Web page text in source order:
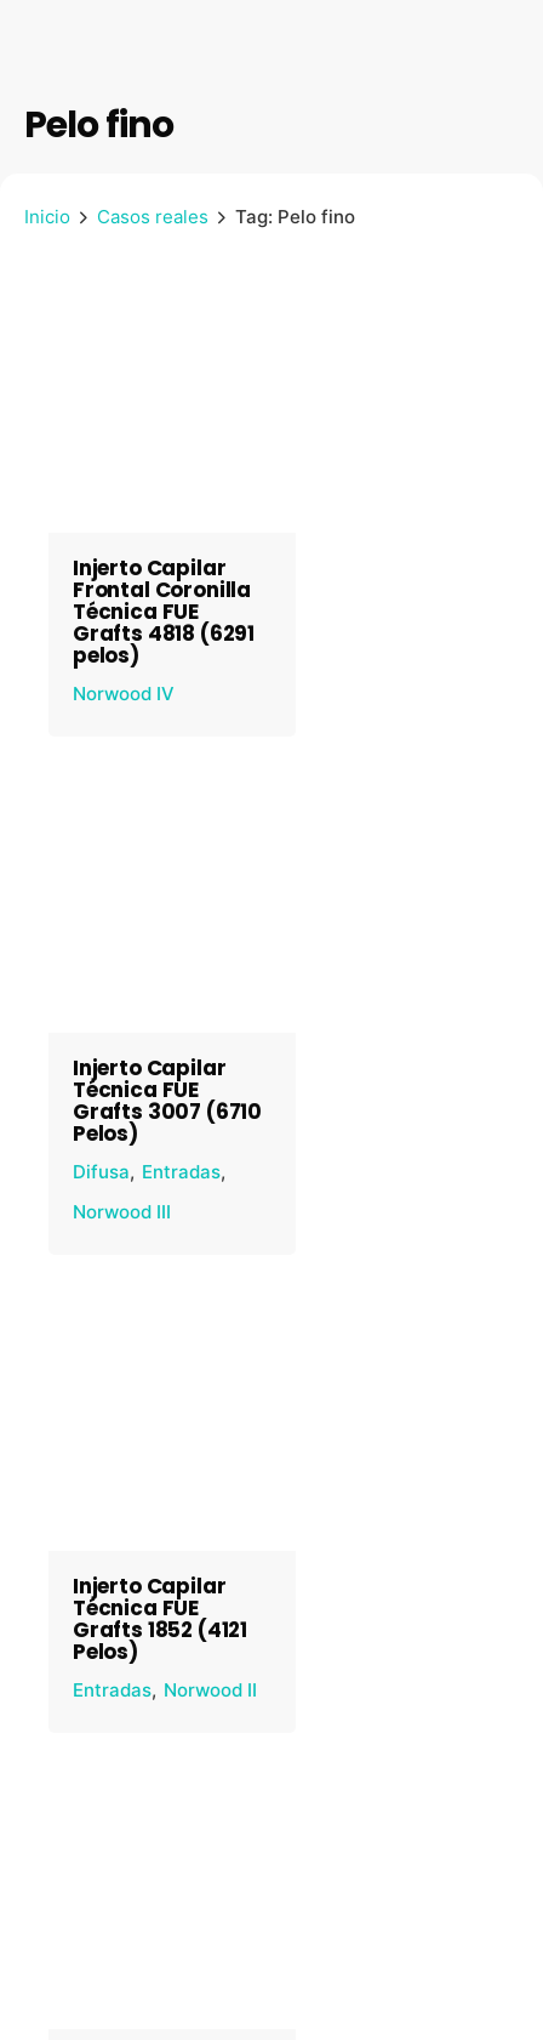
Pelo fino
Inicio Casos reales Tag: Pelo fino
Injerto Capilar
Frontal Coronilla
Técnica FUE
Grafts 4818 (6291
pelos)
Norwood IV
Injerto Capilar
Técnica FUE
Grafts 3007 (6710
Pelos)
Difusa
Entradas
Norwood III
Injerto Capilar
Técnica FUE
Grafts 1852 (4121
Pelos)
Entradas Norwood II